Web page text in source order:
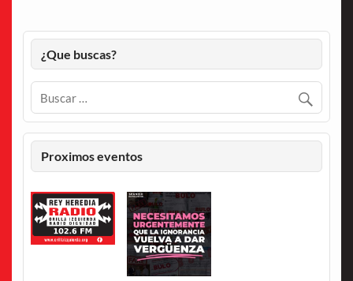
¿Que buscas?
Proximos eventos